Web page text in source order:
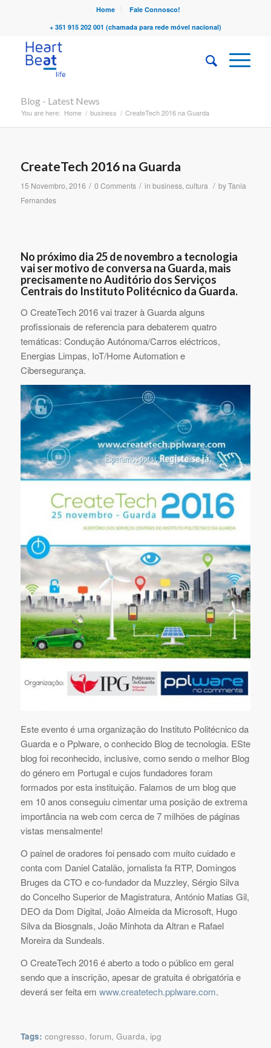
Home
Fale Connosco!
+ 351 915 202 001 (chamada para rede móvel nacional)
Blog - Latest News
You are here: Home / business / CreateTech 2016 na Guarda
CreateTech 2016 na Guarda
15 Novembro, 2016 / 0 Comments / in business, cultura / byTania
Fernandes
No próximo dia 25 de novembro a tecnologia
vai ser motivo de conversa na Guarda, mais
precisamente no Auditório dos Serviços
Centrais do Instituto Politécnico da Guarda.
O CreateTech 2016 vai trazer à Guarda alguns
profissionais de referencia para debaterem quatro
temáticas: Condução Autónoma/Carros eléctricos,
Energias Limpas, IoT/Home Automation e
Cibersegurança.
Este evento é uma organização do Instituto Politécnico da
Guarda e o Pplware, o conhecido Blog de tecnologia. ESte
blog foi reconhecido, inclusive, como sendo o melhor Blog
do género em Portugal e cujos fundadores foram
formados por esta instituição. Falamos de um blog que
em 10 anos conseguiu cimentar uma posição de extrema
importância na web com cerca de 7 milhões de páginas
vistas mensalmente!
O painel de oradores foi pensado com muito cuidado e
conta com Daniel Catalão, jornalista fa RTP, Domingos
Bruges da CTO e co-fundador da Muzzley, Sérgio Silva
do Concelho Superior de Magistratura, António Matias Gil,
DEO da Dom Digital, João Almeida da Microsoft, Hugo
Silva da Biosgnals, João Minhota da Altran e Rafael
Moreira da Sundeals.
O CreateTech 2016 é aberto a todo o público em geral
sendo que a inscrição, apesar de gratuita é obrigatória e
deverá ser feita em www.createtech.pplware.com.
Tags: congresso, forum, Guarda, ipg